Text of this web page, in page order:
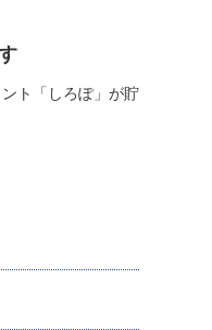
ト「しろぽ」が貯